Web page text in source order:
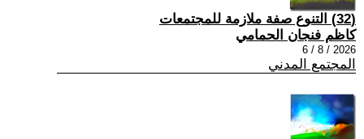
(32) التنوع صفة ملازمة للمجتمعات
كاظم فنجان الحمامي
2026 / 8 / 6
المجتمع المدني